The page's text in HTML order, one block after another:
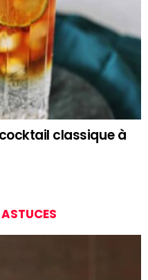
classique à